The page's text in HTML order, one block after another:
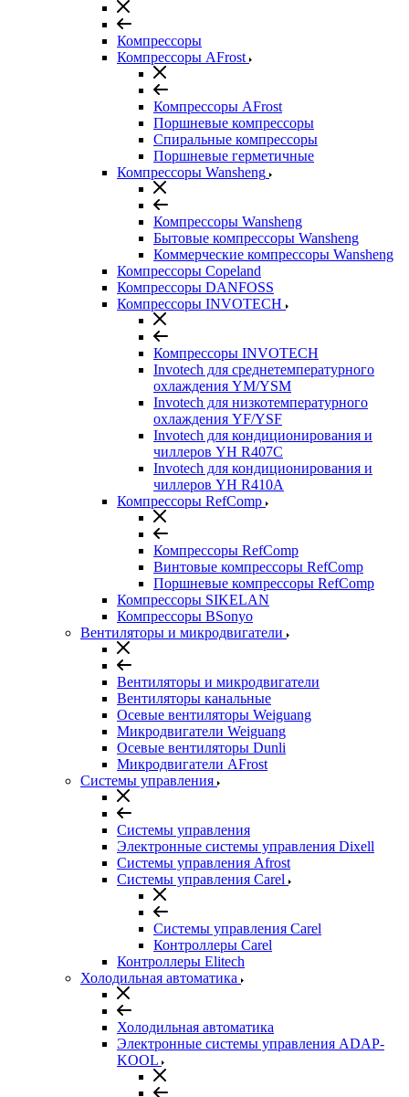
Компрессоры
Компрессоры AFrost
Компрессоры AFrost
Поршневые компрессоры
Спиральные компрессоры
Поршневые герметичные
Компрессоры Wansheng
Компрессоры Wansheng
Бытовые компрессоры Wansheng
Коммерческие компрессоры Wansheng
Компрессоры Copeland
Компрессоры DANFOSS
Компрессоры INVOTECH
Компрессоры INVOTECH
Invotech для среднетемпературного
охлаждения YM/YSM
Invotech для низкотемпературного
охлаждения YF/YSF
Invotech для кондиционирования и
чиллеров YH R407C
Invotech для кондиционирования и
чиллеров YH R410A
Компрессоры RefComp
Компрессоры RefComp
Винтовые компрессоры RefComp
Поршневые компрессоры RefComp
Компрессоры SIKELAN
Компрессоры BSonyo
Вентиляторы и микродвигатели
Вентиляторы и микродвигатели
Вентиляторы канальные
Осевые вентиляторы Weiguang
Микродвигатели Weiguang
Осевые вентиляторы Dunli
Микродвигатели AFrost
Системы управления
Системы управления
Электронные системы управления Dixell
Системы управления Afrost
Системы управления Carel
Системы управления Carel
Контроллеры Carel
Контроллеры Elitech
Холодильная автоматика
Холодильная автоматика
Электронные системы управления ADAP-
KOOL